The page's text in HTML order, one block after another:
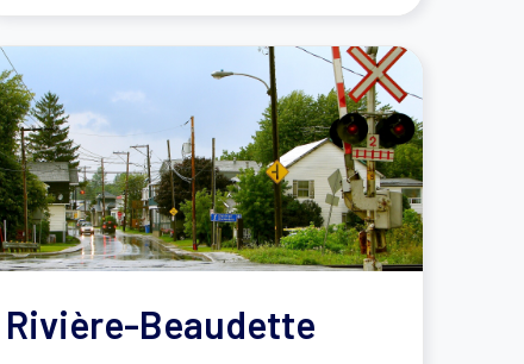
Rivière-Beaudette